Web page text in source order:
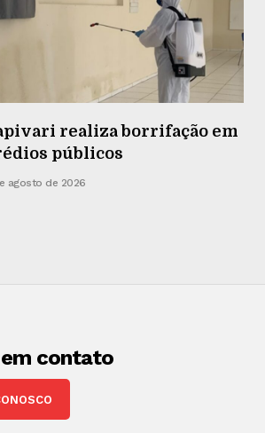
realiza borrifação em
públicos
agosto de 2026
contato